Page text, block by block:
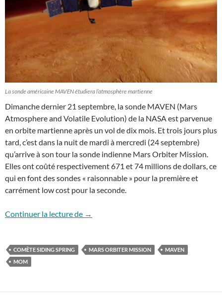
La sonde américaine MAVEN étudiera l’atmosphère martienne
Dimanche dernier 21 septembre, la sonde MAVEN (Mars
Atmosphere and Volatile Evolution) de la NASA est parvenue
en orbite martienne après un vol de dix mois. Et trois jours plus
tard, c’est dans la nuit de mardi à mercredi (24 septembre)
qu’arrive à son tour la sonde indienne Mars Orbiter Mission.
Elles ont coûté respectivement 671 et 74 millions de dollars, ce
qui en font des sondes « raisonnable » pour la première et
carrément low cost pour la seconde.
Continuer la lecture de Deux nouvelles sondes autour de Mars
→
COMÈTE SIDING SPRING MARS ORBITER MISSION
MAVEN
MOM